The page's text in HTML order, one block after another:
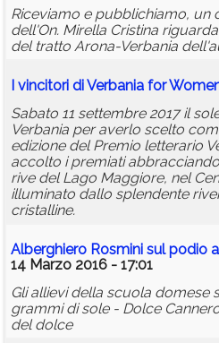
Riceviamo e pubblichiamo, un
dell'On. Mirella Cristina
del tratto Arona-Verbania
I vincitori di Verbania for
Sabato 11 settembre 2017 il
Verbania per averlo scelto
edizione del Premio letterario
accolto i premiati
rive del Lago Maggiore, nel
illuminato dallo splendente
cristalline.
Alberghiero Rosmini sul podio
14 Marzo 2016 - 17:01
Gli allievi della scuola domese
grammi di sole - Dolce
del dolce